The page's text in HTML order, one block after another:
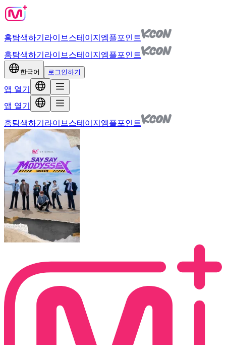
홈탐색하기 라이브 스테이지 엠플포인트
홈탐색하기 라이브 스테이지 엠플포인트
한국어 로그인하기
앱 열기
앱 열기
홈탐색하기 라이브 스테이지 엠플포인트